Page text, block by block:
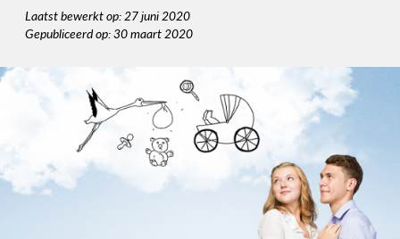
Laatst bewerkt op: 27 juni 2020
Gepubliceerd op: 30 maart 2020